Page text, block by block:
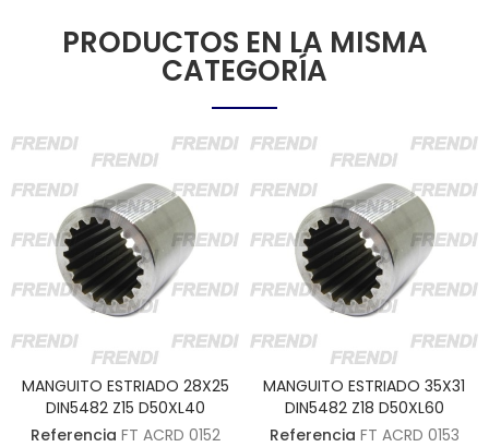
PRODUCTOS EN LA MISMA
CATEGORÍA
MANGUITO ESTRIADO 28X25
DIN5482 Z15 D50XL40
Referencia FT ACRD 0152
MANGUITO ESTRIADO 35X31
DIN5482 Z18 D50XL60
Referencia FT ACRD 0153